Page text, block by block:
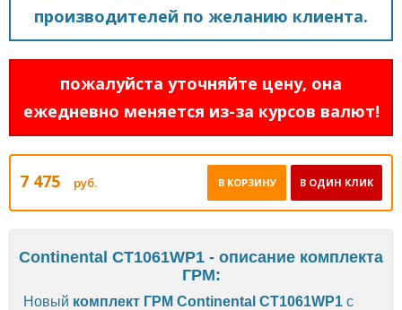
производителей по желанию клиента.
пожалуйста уточняйте цену, она
ежедневно меняется из-за курсов валют!
7 475 руб. В ОДИН КЛИК
В КОРЗИНУ
Continental CT1061WP1 - описание комплекта
ГРМ:
Новый комплект ГРМ Continental CT1061WP1 с